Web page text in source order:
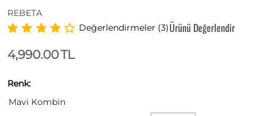
REBETA
Değerlendirmeler (3)Ürünü Değerlendir
4,990.00TL
Renk:
Mavi Kombin